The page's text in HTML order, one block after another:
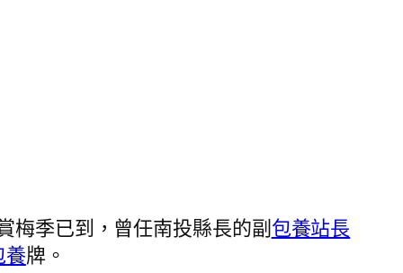
梅季已到，曾任南投縣長的副包養站長
養牌。